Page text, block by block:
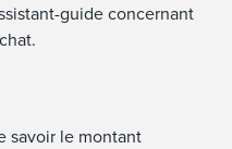
guide concernant
savoir le montant